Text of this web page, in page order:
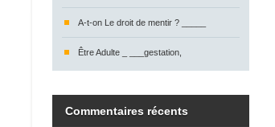
A-t-on Le droit de mentir ? _____
Être Adulte _ ___gestation,
Commentaires récents